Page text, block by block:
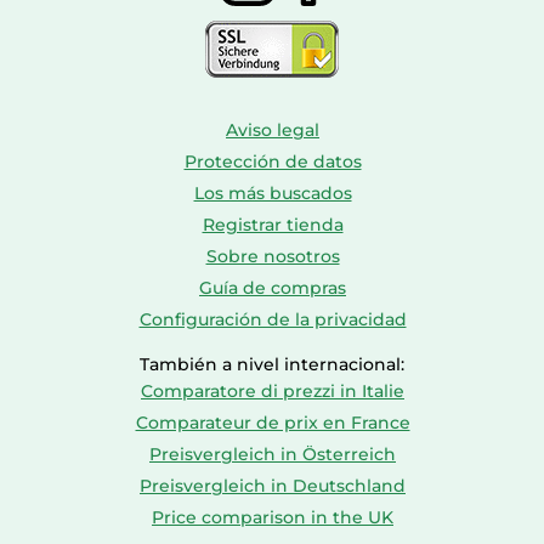
Aviso legal
Protección de datos
Los más buscados
Registrar tienda
Sobre nosotros
Guía de compras
Configuración de la privacidad
También a nivel internacional:
Comparatore di prezzi in Italie
Comparateur de prix en France
Preisvergleich in Österreich
Preisvergleich in Deutschland
Price comparison in the UK